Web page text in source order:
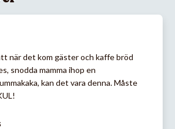
när det kom gäster och kaffe bröd
snodda mamma ihop en
kan det vara denna. Måste